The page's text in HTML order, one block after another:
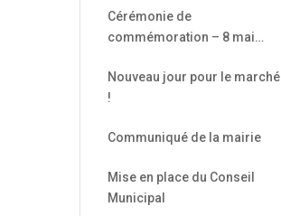
5ème circonscription
Cérémonie de
commémoration – 8 mai
Nouveau jour pour le marché
!
Communiqué de la mairie
Mise en place du Conseil
Municipal